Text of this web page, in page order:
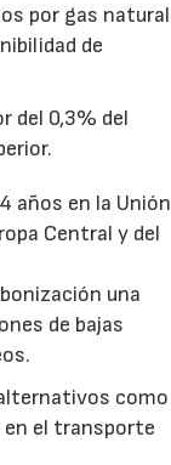
por gas natural
de
del 0,3% del
años en la Unión
Central y del
una
de bajas
como
en el transporte